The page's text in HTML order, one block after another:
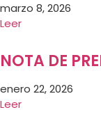
marzo 8, 2026
Leer
NOTA DE
enero 22, 2026
Leer